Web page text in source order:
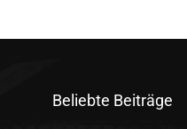
Beliebte Beiträge